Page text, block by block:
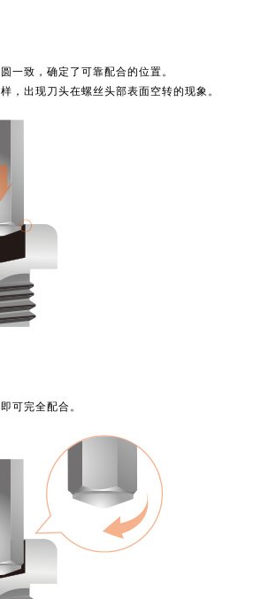
一致，确定了可靠配合的位置。
，出现刀头在螺丝头部表面空转的现象。
可完全配合。